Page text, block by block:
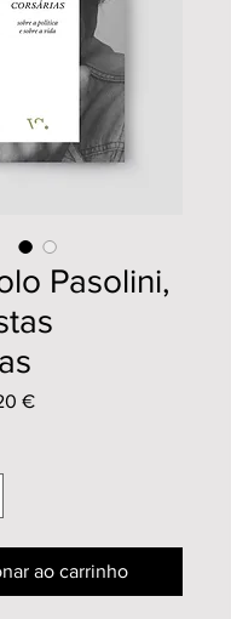
Pasolini,
€Preço
ao carrinho